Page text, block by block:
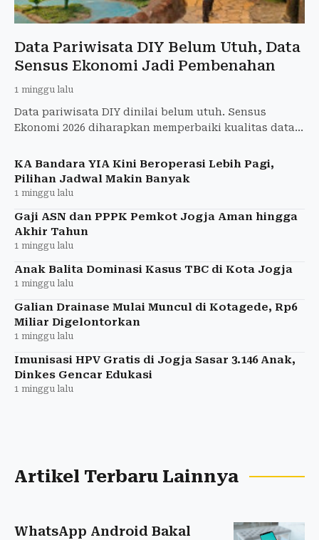
Data Pariwisata DIY Belum Utuh, Data
Sensus Ekonomi Jadi Pembenahan
1 minggu lalu
Data pariwisata DIY dinilai belum utuh. Sensus
Ekonomi 2026 diharapkan memperbaiki kualitas data
KA Bandara YIA Kini Beroperasi Lebih Pagi,
Pilihan Jadwal Makin Banyak
1 minggu lalu
Gaji ASN dan PPPK Pemkot Jogja Aman hingga
Akhir Tahun
1 minggu lalu
Anak Balita Dominasi Kasus TBC di Kota Jogja
1 minggu lalu
Galian Drainase Mulai Muncul di Kotagede, Rp6
Miliar Digelontorkan
1 minggu lalu
Imunisasi HPV Gratis di Jogja Sasar 3.146 Anak,
Dinkes Gencar Edukasi
1 minggu lalu
Artikel Terbaru Lainnya
WhatsApp Android Bakal